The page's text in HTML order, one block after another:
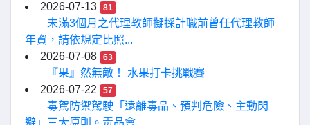
2026-07-13
81
未滿3個月之代理教師擬採計職前曾任代理教師
年資，請依規定比照...
2026-07-08
63
『果』然無敵！ 水果打卡挑戰賽
2026-07-22
57
毒駕防禦駕駛「遠離毒品、預判危險、主動閃
避」三大原則。毒品會...